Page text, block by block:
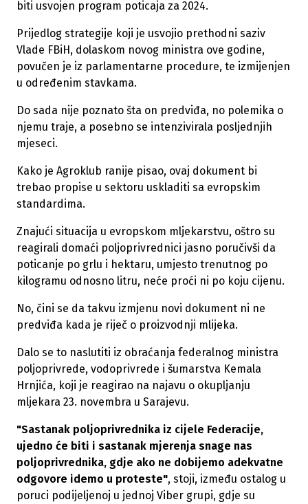
biti usvojen program poticaja za 2024.
Prijedlog strategije koji je usvojio prethodni saziv
Vlade FBiH, dolaskom novog ministra ove godine,
povučen je iz parlamentarne procedure, te izmijenjen
u određenim stavkama.
Do sada nije poznato šta on predviđa, no polemika o
njemu traje, a posebno se intenzivirala posljednjih
mjeseci.
Kako je Agroklub ranije pisao, ovaj dokument bi
trebao propise u sektoru uskladiti sa evropskim
standardima.
Znajući situacija u evropskom mljekarstvu, oštro su
reagirali domaći poljoprivrednici jasno poručivši da
poticanje po grlu i hektaru, umjesto trenutnog po
kilogramu odnosno litru, neće proći ni po koju cijenu.
No, čini se da takvu izmjenu novi dokument ni ne
predviđa kada je riječ o proizvodnji mlijeka.
Dalo se to naslutiti iz obraćanja federalnog ministra
poljoprivrede, vodoprivrede i šumarstva Kemala
Hrnjića, koji je reagirao na najavu o okupljanju
mljekara 23. novembra u Sarajevu.
"Sastanak poljoprivrednika iz cijele Federacije,
ujedno će biti i sastanak mjerenja snage nas
poljoprivrednika, gdje ako ne dobijemo adekvatne
odgovore idemo u proteste", stoji, između ostalog u
poruci podijeljenoj u jednoj Viber grupi, gdje su